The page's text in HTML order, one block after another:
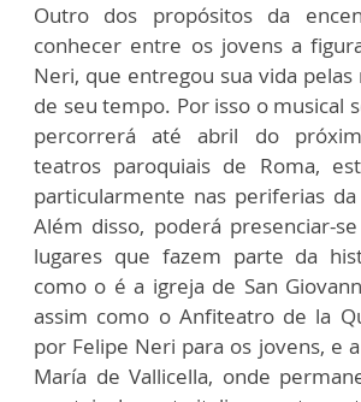
Outro dos propósitos da
conhecer entre os jovens a
Neri, que entregou sua vida pelas
de seu tempo. Por isso o musical
percorrerá até abril do
teatros paroquiais de Roma,
particularmente nas periferias
Além disso, poderá presenciar-
lugares que fazem parte da
como o é a igreja de San
assim como o Anfiteatro de la
por Felipe Neri para os jovens, e
María de Vallicella, onde